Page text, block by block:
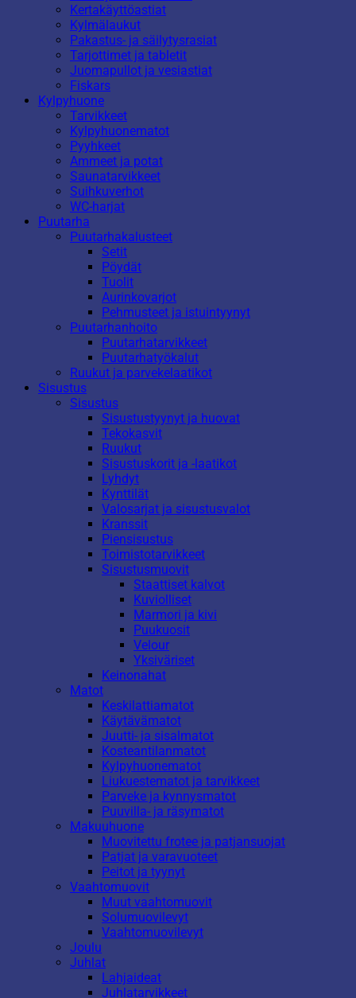
Kertakäyttöastiat
Kylmälaukut
Pakastus- ja säilytysrasiat
Tarjottimet ja tabletit
Juomapullot ja vesiastiat
Fiskars
Kylpyhuone
Tarvikkeet
Kylpyhuonematot
Pyyhkeet
Ammeet ja potat
Saunatarvikkeet
Suihkuverhot
WC-harjat
Puutarha
Puutarhakalusteet
Setit
Pöydät
Tuolit
Aurinkovarjot
Pehmusteet ja istuintyynyt
Puutarhanhoito
Puutarhatarvikkeet
Puutarhatyökalut
Ruukut ja parvekelaatikot
Sisustus
Sisustus
Sisustustyynyt ja huovat
Tekokasvit
Ruukut
Sisustuskorit ja -laatikot
Lyhdyt
Kynttilät
Valosarjat ja sisustusvalot
Kranssit
Piensisustus
Toimistotarvikkeet
Sisustusmuovit
Staattiset kalvot
Kuviolliset
Marmori ja kivi
Puukuosit
Velour
Yksiväriset
Keinonahat
Matot
Keskilattiamatot
Käytävämatot
Juutti- ja sisalmatot
Kosteantilanmatot
Kylpyhuonematot
Liukuestematot ja tarvikkeet
Parveke ja kynnysmatot
Puuvilla- ja räsymatot
Makuuhuone
Muovitettu frotee ja patjansuojat
Patjat ja varavuoteet
Peitot ja tyynyt
Vaahtomuovit
Muut vaahtomuovit
Solumuovilevyt
Vaahtomuovilevyt
Joulu
Juhlat
Lahjaideat
Juhlatarvikkeet